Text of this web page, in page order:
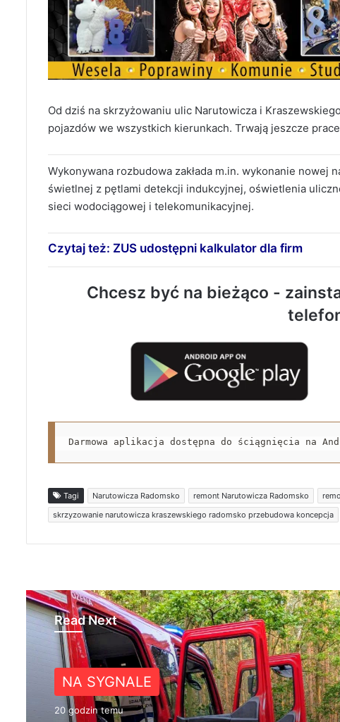
Od dziś na skrzyżowaniu ulic Narutowicza i
pojazdów we wszystkich kierunkach. Trwają jeszcze
Wykonywana rozbudowa zakłada m.in. wykonanie nowej
świetlnej z pętlami detekcji indukcyjnej, oświetlenia
sieci wodociągowej i telekomunikacyjnej.
Czytaj też: ZUS udostępni kalkulator dla firm
Chcesz być na bieżąco -
Darmowa aplikacja dostępna do ściągnięcia na
Tagi Narutowicza Radomsko remont Narutowicza Radomsko
skrzyzowanie narutowicza kraszewskiego radomsko przebudowa koncepcja
Read Next
NA SYGNALE
20 godzin temu
KULTURA